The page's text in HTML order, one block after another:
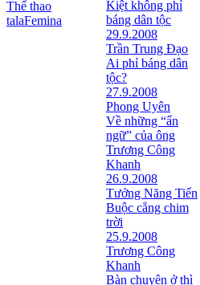
Thể thao
talaFemina
Kiệt không phỉ
báng dân tộc
29.9.2008
Trần Trung Đạo
Ai phỉ báng dân
tộc?
27.9.2008
Phong Uyên
Về những “ẩn
ngữ” của ông
Trương Công
Khanh
26.9.2008
Tưởng Năng Tiến
Buộc cẳng chim
trời
25.9.2008
Trương Công
Khanh
Bàn chuyện ở thì